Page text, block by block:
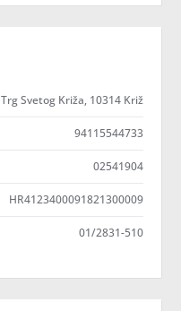
Trg Svetog Križa, 10314 Križ
94115544733
02541904
HR4123400091821300009
01/2831-510